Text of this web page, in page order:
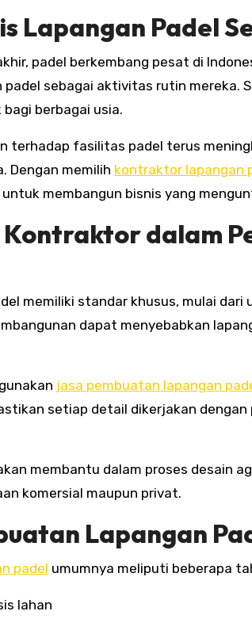
Lapangan Padel
padel berkembang pesat di
sebagai aktivitas rutin mereka.
berbagai usia.
terhadap fasilitas padel terus
Dengan memilih kontraktor lapangan
membangun bisnis yang
Kontraktor dalam
memiliki standar khusus, mulai
dapat menyebabkan
jasa pembuatan lapangan
setiap detail dikerjakan
membantu dalam proses desain
komersial maupun privat.
Lapangan
padel umumnya meliputi beberapa
lahan